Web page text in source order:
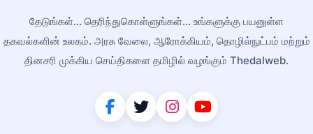
தேடுங்கள்... தெரிந்துகொள்ளுங்கள்... உங்களுக்கு பயனுள்ள
தகவல்களின் உலகம். அரசு வேலை, ஆரோக்கியம், தொழில்நுட்பம் மற்றும்
தினசரி முக்கிய செய்திகளை தமிழில் வழங்கும் Thedalweb.